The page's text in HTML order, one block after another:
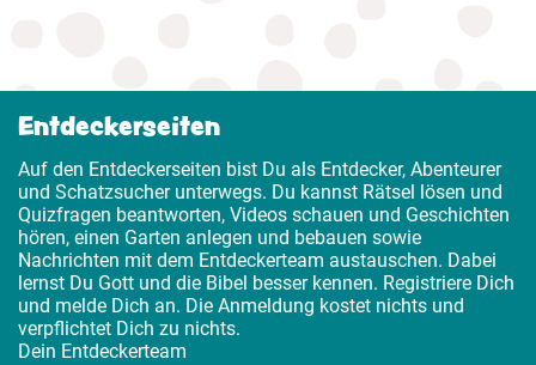
Entdeckerseiten
Auf den Entdeckerseiten bist Du als Entdecker, Abenteurer
und Schatzsucher unterwegs. Du kannst Rätsel lösen und
Quizfragen beantworten, Videos schauen und Geschichten
hören, einen Garten anlegen und bebauen sowie
Nachrichten mit dem Entdeckerteam austauschen. Dabei
lernst Du Gott und die Bibel besser kennen. Registriere Dich
und melde Dich an. Die Anmeldung kostet nichts und
verpflichtet Dich zu nichts.
Dein Entdeckerteam